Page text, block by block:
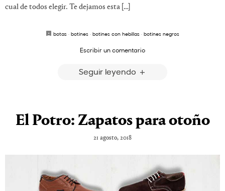
cual de todos elegir. Te dejamos esta […]
botas · botines · botines con hebillas · botines negros
Escribir un comentario
Seguir leyendo
El Potro: Zapatos para otoño
21 agosto, 2018